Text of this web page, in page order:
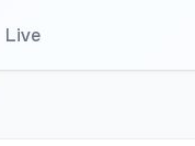
Live